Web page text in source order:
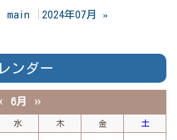
main 2024年07月 »
ンダー
6月 »
水 木 金 土